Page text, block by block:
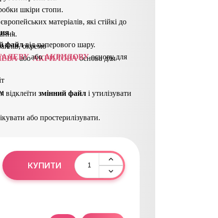
шкіри стопи.
матеріалів, які стійкі до
окремо
абоАКРИЛОВАоснова для
:
файлвід паперового шару.
абоАКРИЛОВУоснову для
відклеїтизмінний файл і утилізувати
або простерилізувати.
КУПИТИ